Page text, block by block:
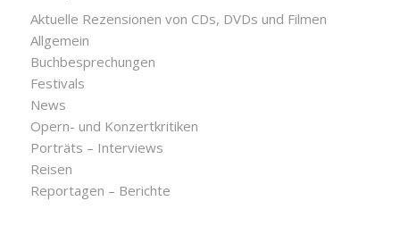
Aktuelle Rezensionen von CDs, DVDs und Filmen
Allgemein
Buchbesprechungen
Festivals
News
Opern- und Konzertkritiken
Porträts – Interviews
Reisen
Reportagen – Berichte